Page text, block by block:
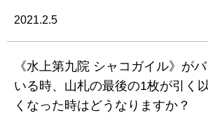
2021.2.5
《水上第九院 シャコガイル》が
いる時、山札の最後の1枚が引く
くなった時はどうなりますか？